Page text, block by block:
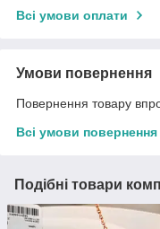
Всі умови оплати
Умови повернення
Повернення товару
Всі умови повернення
Подібні товари